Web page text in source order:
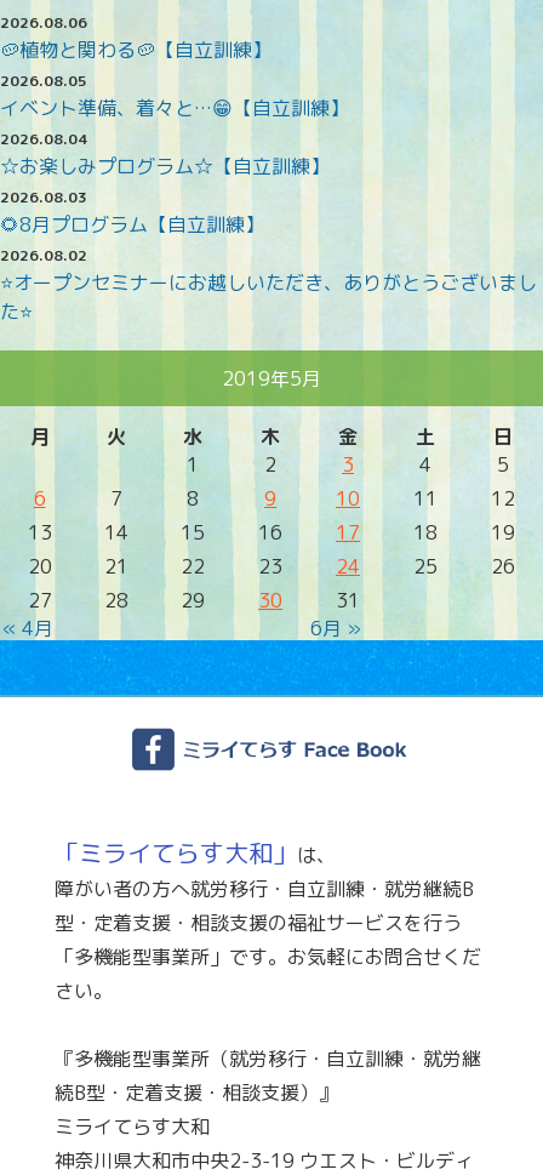
2026.08.06
🥔植物と関わる🥔【自立訓練】
2026.08.05
イベント準備、着々と…😁【自立訓練】
2026.08.04
☆お楽しみプログラム☆【自立訓練】
2026.08.03
🌻8月プログラム【自立訓練】
2026.08.02
⭐オープンセミナーにお越しいただき、ありがとうございまし
た⭐
2019年5月
月 火 水 木 金 土 日
« 4月 6月 »
1 2 3 4
5
6
7 8 9 10 11
12
13
14 15 16 17 18
19
20
21 22 23 24 25
26
27
28 29 30 31
「ミライてらす大和」 は、
障がい者の方へ就労移行・自立訓練・就労継続B
型・定着支援・相談支援の福祉サービスを行う
「多機能型事業所」です。お気軽にお問合せくだ
さい。
『多機能型事業所（就労移行・自立訓練・就労継
続B型・定着支援・相談支援）』
ミライてらす大和
神奈川県大和市中央2-3-19 ウエスト・ビルディ